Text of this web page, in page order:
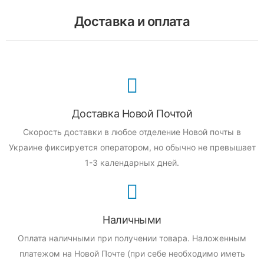
Доставка и оплата
Доставка Новой Почтой
Скорость доставки в любое отделение Новой почты в
Украине фиксируется оператором, но обычно не превышает
1-3 календарных дней.
Наличными
Оплата наличными при получении товара. Наложенным
платежом на Новой Почте (при себе необходимо иметь